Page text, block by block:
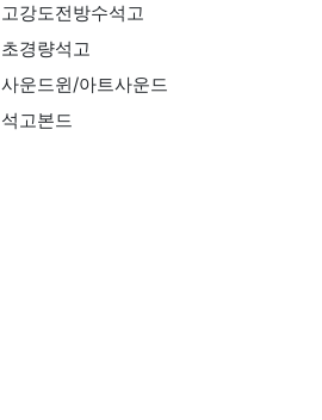
고강도전방수석고
초경량석고
사운드윈/아트사운드
석고본드